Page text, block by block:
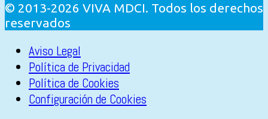
© 2013-2026 VIVA MDCI. Todos los derechos
reservados
Aviso Legal
Política de Privacidad
Política de Cookies
Configuración de Cookies